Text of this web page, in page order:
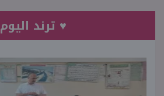
♥ ترند اليوم